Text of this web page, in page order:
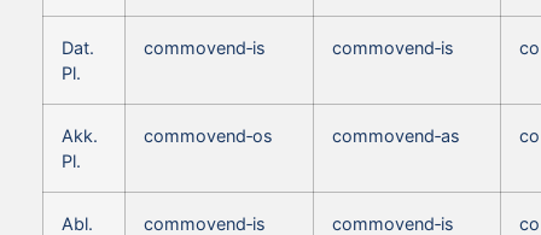
Dat.
Pl.
commovend‑is commovend‑is
Akk.
Pl.
commovend‑os commovend‑as
Abl.
commovend‑is commovend‑is